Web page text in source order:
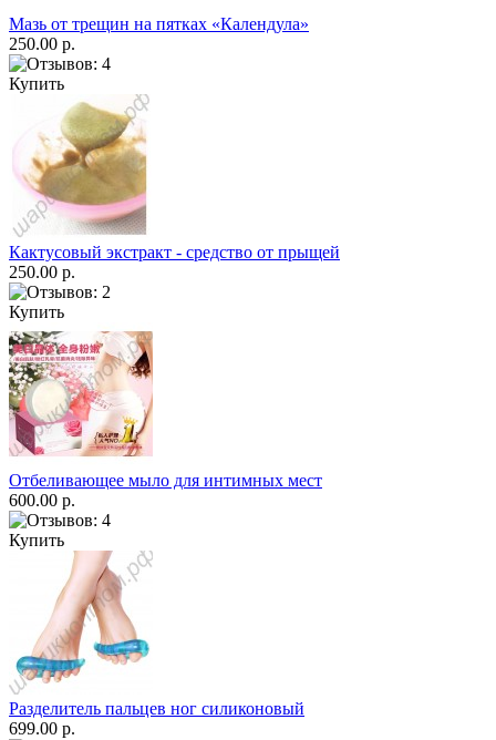
Мазь от трещин на пятках «Календула»
250.00 р.
Купить
Кактусовый экстракт - средство от прыщей
250.00 р.
Купить
Отбеливающее мыло для интимных мест
600.00 р.
Купить
Разделитель пальцев ног силиконовый
699.00 р.